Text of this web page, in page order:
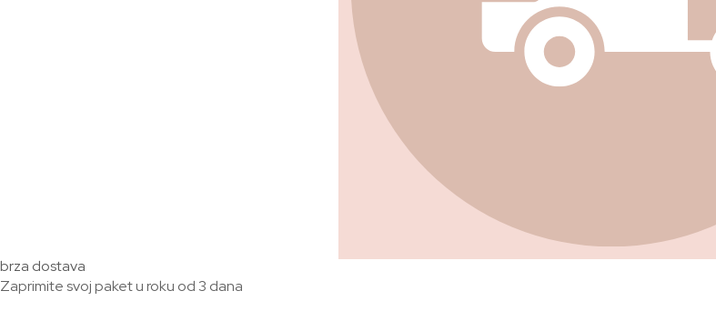
brza dostava
Zaprimite svoj paket u roku od 3 dana